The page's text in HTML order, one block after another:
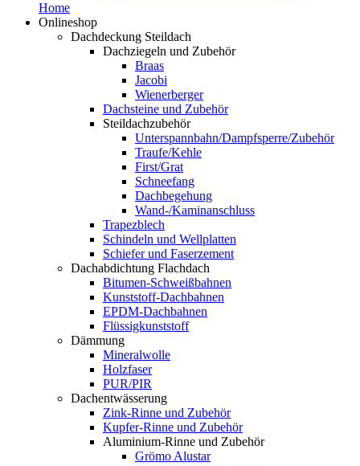
Home
Onlineshop
Dachdeckung Steildach
Dachziegeln und Zubehör
Braas
Jacobi
Wienerberger
Dachsteine und Zubehör
Steildachzubehör
Unterspannbahn/Dampfsperre/Zubehör
Traufe/Kehle
First/Grat
Schneefang
Dachbegehung
Wand-/Kaminanschluss
Trapezblech
Schindeln und Wellplatten
Schiefer und Faserzement
Dachabdichtung Flachdach
Bitumen-Schweißbahnen
Kunststoff-Dachbahnen
EPDM-Dachbahnen
Flüssigkunststoff
Dämmung
Mineralwolle
Holzfaser
PUR/PIR
Dachentwässerung
Zink-Rinne und Zubehör
Kupfer-Rinne und Zubehör
Aluminium-Rinne und Zubehör
Grömo Alustar